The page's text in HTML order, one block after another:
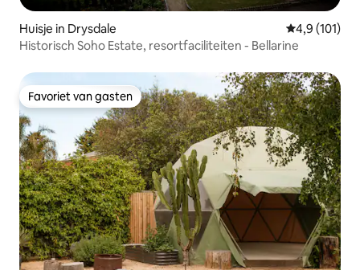
Huisje in Drysdale Gemiddelde
4,9 (101)
Historisch Soho Estate, resortfaciliteiten - Bellarine
Favoriet van gasten
Favoriet van gasten